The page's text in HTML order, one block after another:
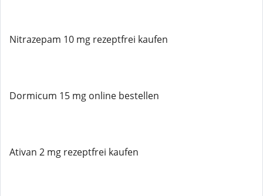
Nitrazepam 10 mg rezeptfrei kaufen
Dormicum 15 mg online bestellen
Ativan 2 mg rezeptfrei kaufen